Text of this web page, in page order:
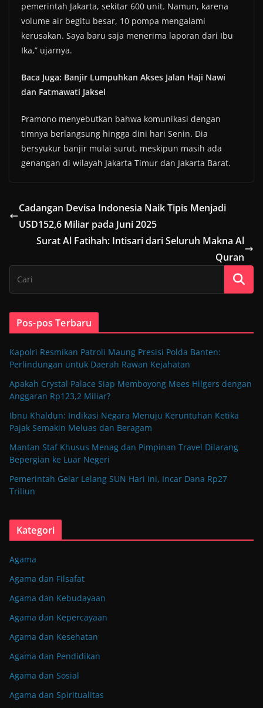
pemerintah Jakarta, sekitar 600 unit. Namun, karena
volume air begitu besar, 10 pompa mengalami
kerusakan. Saya baru saja menerima laporan dari Ibu
Ika,” ujarnya.
Baca Juga: Banjir Lumpuhkan Akses Jalan Haji Nawi
dan Fatmawati Jaksel
Pramono menyebutkan bahwa komunikasi dengan
timnya berlangsung hingga dini hari Senin. Dia
bersyukur banjir mulai surut, meskipun masih ada
genangan di wilayah Jakarta Timur dan Jakarta Barat.
Cadangan Devisa Indonesia Naik Tipis Menjadi
USD152,6 Miliar pada Juni 2025
Surat Al Fatihah: Intisari dari Seluruh Makna Al
Quran
Pos-pos Terbaru
Kapolri Resmikan Patroli Maung Presisi Polda Banten:
Perlindungan untuk Daerah Rawan Kejahatan
Apakah Crystal Palace Siap Memboyong Mees Hilgers dengan
Anggaran Rp123,2 Miliar?
Ibnu Khaldun: Indikasi Negara Menuju Keruntuhan Ketika
Pajak Semakin Meluas dan Beragam
Mantan Staf Khusus Menag dan Pimpinan Travel Dilarang
Bepergian ke Luar Negeri
Pemerintah Gelar Lelang SUN Hari Ini, Incar Dana Rp27
Triliun
Kategori
Agama
Agama dan Filsafat
Agama dan Kebudayaan
Agama dan Kepercayaan
Agama dan Kesehatan
Agama dan Pendidikan
Agama dan Sosial
Agama dan Spiritualitas